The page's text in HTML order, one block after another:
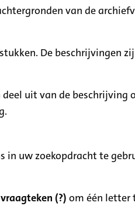
van de
De beschrijvingen
uit van de beschrijving
in uw zoekopdracht te
vraagteken (?) om één letter